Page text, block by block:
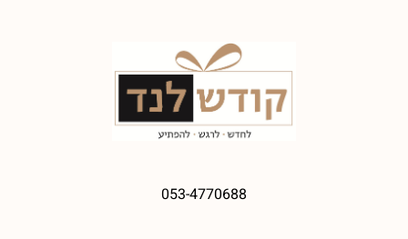
053-4770688